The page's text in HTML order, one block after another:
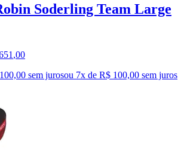
Soderling Team Large
,00
sem jurosou 7x de R$ 100,00 sem juros